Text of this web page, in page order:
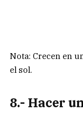
Nota: Crecen en
el sol.
8.- Hacer